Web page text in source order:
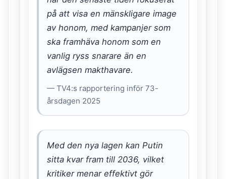
på att visa en mänskligare image
av honom, med kampanjer som
ska framhäva honom som en
vanlig ryss snarare än en
avlägsen makthavare.
— TV4:s rapportering inför 73-
årsdagen 2025
Med den nya lagen kan Putin
sitta kvar fram till 2036, vilket
kritiker menar effektivt gör